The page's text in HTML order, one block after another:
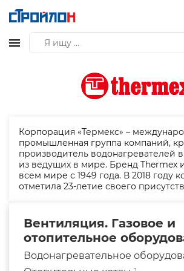
Корпорация «Термекс» –
промышленная группа компаний,
производитель водонагревателей
из ведущих в мире. Бренд Thermex
всем мире с 1949 года. В 2018 году
отметила 23-летие своего
Вентиляция. Газовое и
отопительное
Водонагревательное